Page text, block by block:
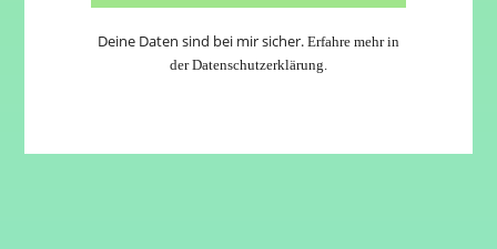
Deine Daten sind bei mir sicher. Erfahre mehr in
derDatenschutzerklärung.